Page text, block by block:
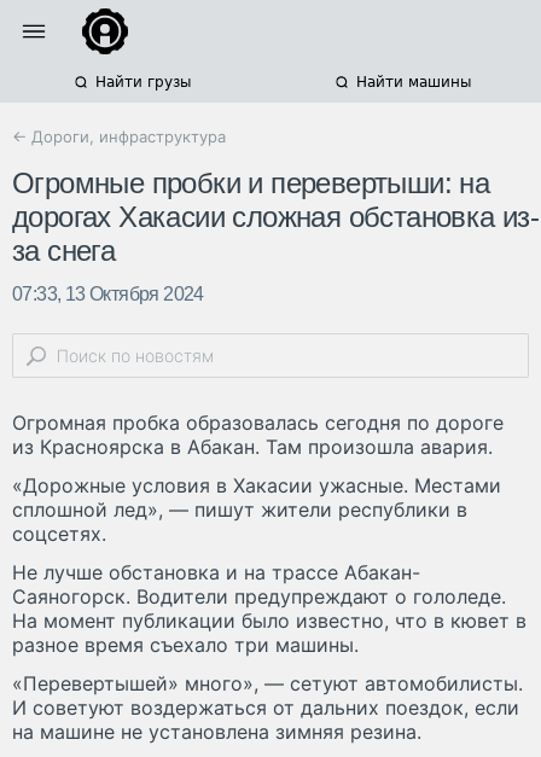
Найти грузы Найти машины
← Дороги, инфраструктура
Огромные пробки и перевертыши: на
дорогах Хакасии сложная обстановка из-
за снега
07:33, 13 Октября 2024
Огромная пробка образовалась сегодня по дороге
из Красноярска в Абакан. Там произошла авария.
«Дорожные условия в Хакасии ужасные. Местами
сплошной лед», — пишут жители республики в
соцсетях.
Не лучше обстановка и на трассе Абакан-
Саяногорск. Водители предупреждают о гололеде.
На момент публикации было известно, что в кювет в
разное время съехало три машины.
«Перевертышей» много», — сетуют автомобилисты.
И советуют воздержаться от дальних поездок, если
на машине не установлена зимняя резина.